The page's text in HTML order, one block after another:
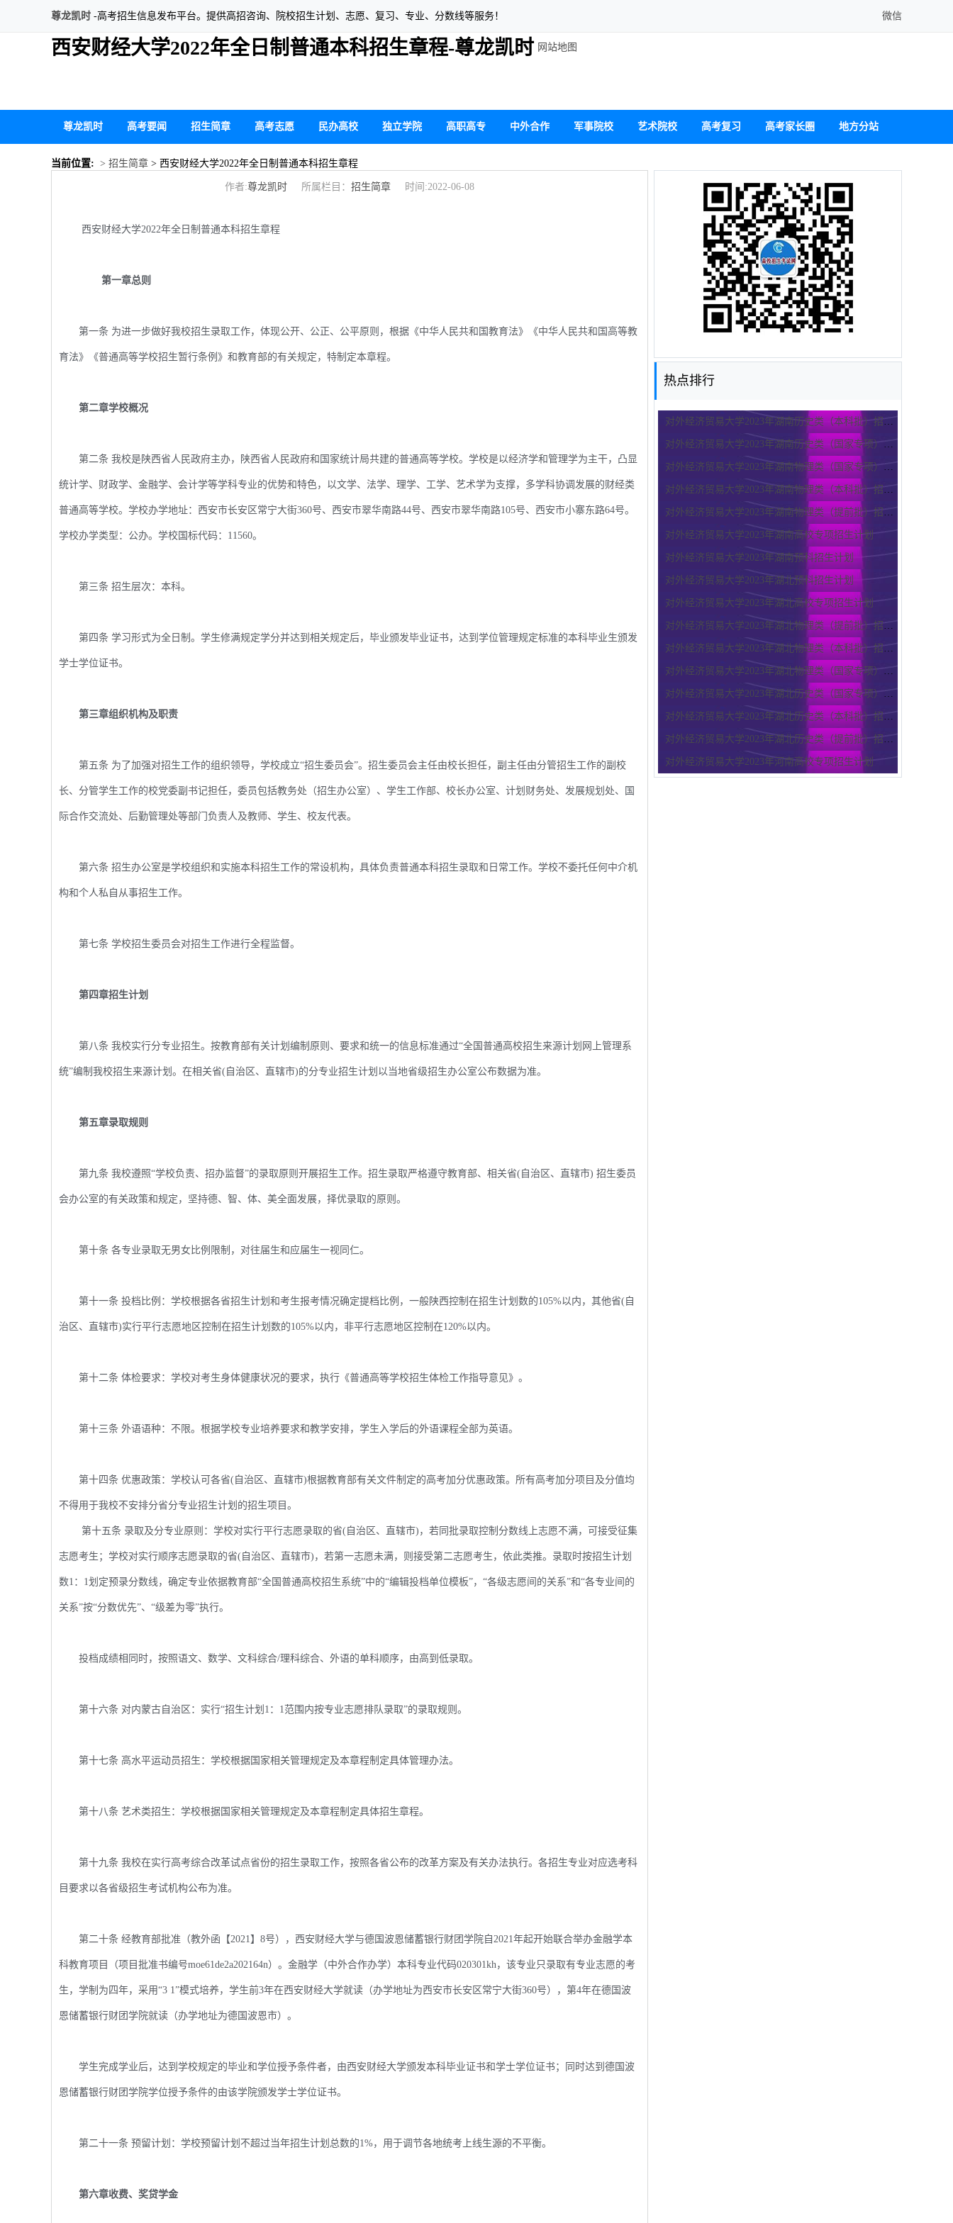
尊龙凯时 -高考招生信息发布平台。提供高招咨询、院校招生计划、志愿、复习、专业、分数线等服务！ 微信
西安财经大学2022年全日制普通本科招生章程-尊龙凯时
尊龙凯时 高考要闻 招生简章 高考志愿 民办高校 独立学院 高职高专 中外合作 军事院校 艺术院校 高考复习 高考家长圈 地方分站
当前位置: > 招生简章 > 西安财经大学2022年全日制普通本科招生章程
热点排行
对外经济贸易大学2023年湖南历史类（本科批）招生计划
对外经济贸易大学2023年湖南历史类（国家专项）招生计划
对外经济贸易大学2023年湖南物理类（国家专项）招生计划
对外经济贸易大学2023年湖南物理类（本科批）招生计划
对外经济贸易大学2023年湖南物理类（提前批）招生计划
对外经济贸易大学2023年湖南高校专项招生计划
对外经济贸易大学2023年湖南预科招生计划
对外经济贸易大学2023年湖北预科招生计划
对外经济贸易大学2023年湖北高校专项招生计划
对外经济贸易大学2023年湖北物理类（提前批）招生计划
对外经济贸易大学2023年湖北物理类（本科批）招生计划
对外经济贸易大学2023年湖北物理类（国家专项）招生计划
对外经济贸易大学2023年湖北历史类（国家专项）招生计划
对外经济贸易大学2023年湖北历史类（本科批）招生计划
对外经济贸易大学2023年湖北历史类（提前批）招生计划
对外经济贸易大学2023年河南高校专项招生计划
作者:尊龙凯时 所属栏目： 招生简章 时间:2022-06-08
西安财经大学2022年全日制普通本科招生章程
第一章总则
第一条 为进一步做好我校招生录取工作，体现公开、公正、公平原则，根据《中华人民共和国教育法》《中华人民共和国高等教
育法》《普通高等学校招生暂行条例》和教育部的有关规定，特制定本章程。
第二章学校概况
第二条 我校是陕西省人民政府主办，陕西省人民政府和国家统计局共建的普通高等学校。学校是以经济学和管理学为主干，凸显
统计学、财政学、金融学、会计学等学科专业的优势和特色，以文学、法学、理学、工学、艺术学为支撑，多学科协调发展的财经类
普通高等学校。学校办学地址：西安市长安区常宁大街360号、西安市翠华南路44号、西安市翠华南路105号、西安市小寨东路64号。
学校办学类型：公办。学校国标代码：11560。
第三条 招生层次：本科。
第四条 学习形式为全日制。学生修满规定学分并达到相关规定后，毕业颁发毕业证书，达到学位管理规定标准的本科毕业生颁发
学士学位证书。
第三章组织机构及职责
第五条 为了加强对招生工作的组织领导，学校成立“招生委员会”。招生委员会主任由校长担任，副主任由分管招生工作的副校
长、分管学生工作的校党委副书记担任，委员包括教务处（招生办公室）、学生工作部、校长办公室、计划财务处、发展规划处、国
际合作交流处、后勤管理处等部门负责人及教师、学生、校友代表。
第六条 招生办公室是学校组织和实施本科招生工作的常设机构，具体负责普通本科招生录取和日常工作。学校不委托任何中介机
构和个人私自从事招生工作。
第七条 学校招生委员会对招生工作进行全程监督。
第四章招生计划
第八条 我校实行分专业招生。按教育部有关计划编制原则、要求和统一的信息标准通过“全国普通高校招生来源计划网上管理系
统”编制我校招生来源计划。在相关省(自治区、直辖市)的分专业招生计划以当地省级招生办公室公布数据为准。
第五章录取规则
第九条 我校遵照“学校负责、招办监督”的录取原则开展招生工作。招生录取严格遵守教育部、相关省(自治区、直辖市) 招生委员
会办公室的有关政策和规定，坚持德、智、体、美全面发展，择优录取的原则。
第十条 各专业录取无男女比例限制，对往届生和应届生一视同仁。
第十一条 投档比例：学校根据各省招生计划和考生报考情况确定提档比例，一般陕西控制在招生计划数的105%以内，其他省(自
治区、直辖市)实行平行志愿地区控制在招生计划数的105%以内，非平行志愿地区控制在120%以内。
第十二条 体检要求：学校对考生身体健康状况的要求，执行《普通高等学校招生体检工作指导意见》。
第十三条 外语语种：不限。根据学校专业培养要求和教学安排，学生入学后的外语课程全部为英语。
第十四条 优惠政策：学校认可各省(自治区、直辖市)根据教育部有关文件制定的高考加分优惠政策。所有高考加分项目及分值均
不得用于我校不安排分省分专业招生计划的招生项目。
第十五条 录取及分专业原则：学校对实行平行志愿录取的省(自治区、直辖市)，若同批录取控制分数线上志愿不满，可接受征集
志愿考生；学校对实行顺序志愿录取的省(自治区、直辖市)，若第一志愿未满，则接受第二志愿考生，依此类推。录取时按招生计划
数1：1划定预录分数线，确定专业依据教育部“全国普通高校招生系统”中的“编辑投档单位模板”，“各级志愿间的关系”和“各专业间的
关系”按“分数优先”、“级差为零”执行。
投档成绩相同时，按照语文、数学、文科综合/理科综合、外语的单科顺序，由高到低录取。
第十六条 对内蒙古自治区：实行“招生计划1：1范围内按专业志愿排队录取”的录取规则。
第十七条 高水平运动员招生：学校根据国家相关管理规定及本章程制定具体管理办法。
第十八条 艺术类招生：学校根据国家相关管理规定及本章程制定具体招生章程。
第十九条 我校在实行高考综合改革试点省份的招生录取工作，按照各省公布的改革方案及有关办法执行。各招生专业对应选考科
目要求以各省级招生考试机构公布为准。
第二十条 经教育部批准（教外函【2021】8号），西安财经大学与德国波恩储蓄银行财团学院自2021年起开始联合举办金融学本
科教育项目（项目批准书编号moe61de2a202164n）。金融学（中外合作办学）本科专业代码020301kh，该专业只录取有专业志愿的考
生，学制为四年，采用“3 1”模式培养，学生前3年在西安财经大学就读（办学地址为西安市长安区常宁大街360号），第4年在德国波
恩储蓄银行财团学院就读（办学地址为德国波恩市）。
学生完成学业后，达到学校规定的毕业和学位授予条件者，由西安财经大学颁发本科毕业证书和学士学位证书；同时达到德国波
恩储蓄银行财团学院学位授予条件的由该学院颁发学士学位证书。
第二十一条 预留计划：学校预留计划不超过当年招生计划总数的1%，用于调节各地统考上线生源的不平衡。
第六章收费、奖贷学金
网站地图